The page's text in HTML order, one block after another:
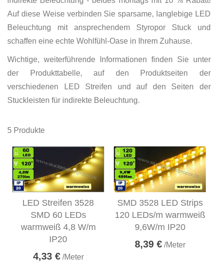
Auf diese Weise verbinden Sie sparsame, langlebige LED
Beleuchtung mit ansprechendem Styropor Stuck und
schaffen eine echte Wohlfühl-Oase in Ihrem Zuhause.
Wichtige, weiterführende Informationen finden Sie unter
der Produkttabelle, auf den Produktseiten der
verschiedenen LED Streifen und auf den Seiten der
Stuckleisten für indirekte Beleuchtung.
5 Produkte
LED Streifen 3528
SMD 60 LEDs
warmweiß 4,8 W/m
IP20
4,33 €/Meter
SMD 3528 LED Strips
120 LEDs/m warmweiß
9,6W/m IP20
8,39 €/Meter